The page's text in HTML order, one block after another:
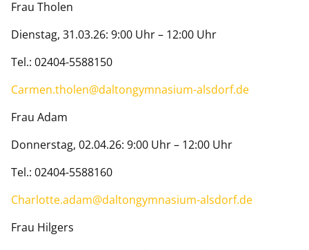
Frau Tholen
Dienstag, 31.03.26: 9:00 Uhr – 12:00 Uhr
Tel.: 02404-5588150
Carmen.tholen@daltongymnasium-alsdorf.de
Frau Adam
Donnerstag, 02.04.26: 9:00 Uhr – 12:00 Uhr
Tel.: 02404-5588160
Charlotte.adam@daltongymnasium-alsdorf.de
Frau Hilgers